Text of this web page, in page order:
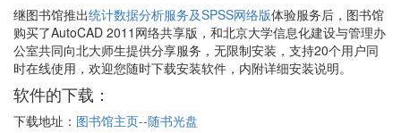
继图书馆推出统计数据分析服务及SPSS网络版体验服务后，图书馆
购买了AutoCAD 2011网络共享版，和北京大学信息化建设与管理办
公室共同向北大师生提供分享服务，无限制安装，支持20个用户同
时在线使用，欢迎您随时下载安装软件，内附详细安装说明。
软件的下载：
下载地址： 图书馆主页--随书光盘